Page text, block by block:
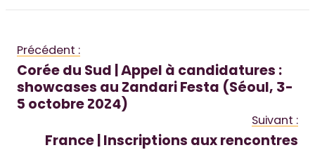
Précédent :
Corée du Sud | Appel à candidatures :
showcases au Zandari Festa (Séoul, 3-
5 octobre 2024)
Suivant :
France | Inscriptions aux rencontres